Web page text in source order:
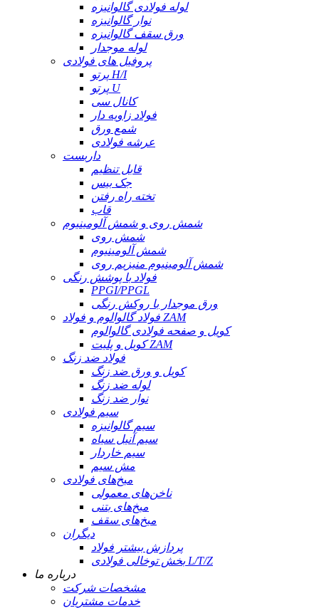
لوله فولادی گالوانیزه
نوار گالوانیزه
ورق سقف گالوانیزه
لوله موجدار
پروفیل های فولادی
پرتو H/I
پرتو U
کانال سی
فولاد زاویه دار
شمع ورق
عرشه فولادی
داربست
قابل تنظیم
جک بیس
تخته راه رفتن
قاب
شمش روی و شمش آلومینیوم
شمش روی
شمش آلومینیوم
شمش آلومینیوم منیزیم روی
فولاد با پوشش رنگی
PPGI/PPGL
ورق موجدار با روکش رنگی
فولاد گالوالوم و فولاد ZAM
کویل و صفحه فولادی گالوالوم
کویل و پلیت ZAM
فولاد ضد زنگ
کویل و ورق ضد زنگ
لوله ضد زنگ
نوار ضد زنگ
سیم فولادی
سیم گالوانیزه
سیم آنیل سیاه
سیم خاردار
مش سیم
میخ‌های فولادی
ناخن‌های معمولی
میخ‌های بتنی
میخ‌های سقف
دیگران
پردازش بیشتر فولاد
بخش توخالی فولادی L/T/Z
درباره ما
مشخصات شرکت
خدمات مشتریان